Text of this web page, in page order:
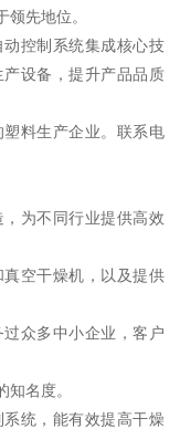
先地位。
控制系统集成核心技
设备，提升产品品质
料生产企业。联系电
为不同行业提供高效
空干燥机，以及提供
众多中小企业，客户
名度。
统，能有效提高干燥